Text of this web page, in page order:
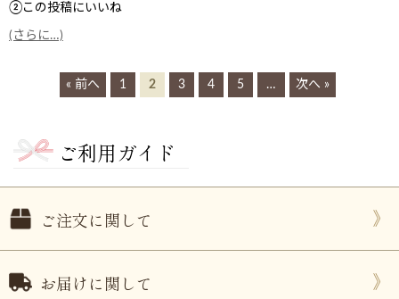
②この投稿にいいね
(さらに…)
« 前へ 1 2 3 4 5 … 次へ »
ご利用ガイド
ご注文に関して
お届けに関して